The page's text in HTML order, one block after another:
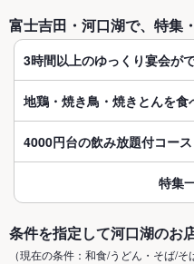
富士吉田・河口湖で、特集
3時間以上のゆっくり宴会が
地鶏・焼き鳥・焼きとんを食
4000円台の飲み放題付コース
特集
条件を指定して河口湖のお
（現在の条件：和食/うどん・そば/そ